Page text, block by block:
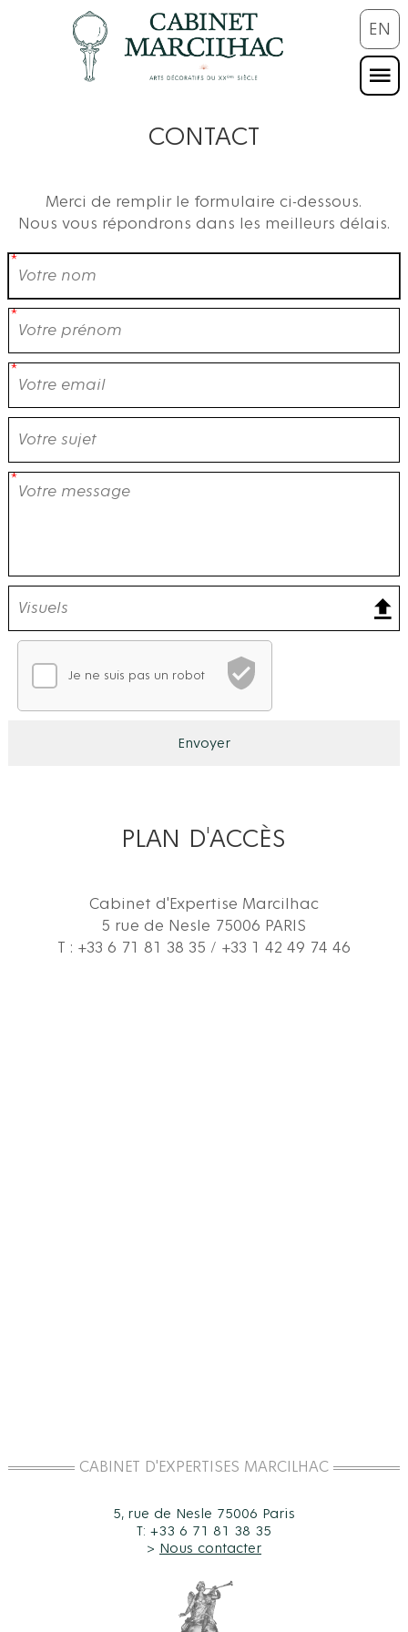
EN
CONTACT
Merci de remplir le formulaire ci-dessous.
Nous vous répondrons dans les meilleurs délais.
PLAN D'ACCÈS
Cabinet d'Expertise Marcilhac
5 rue de Nesle 75006 PARIS
T : +33 6 71 81 38 35 / +33 1 42 49 74 46
Vérification CAPTCHA
Je ne suis pas un robot
En attente de vérification
Ce CAPTCHA analyse votre comportement de
Envoyer
CABINET D'EXPERTISES MARCILHAC
5, rue de Nesle 75006 Paris
T: +33 6 71 81 38 35
> Nous contacter